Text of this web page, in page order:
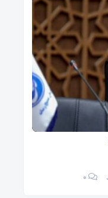
۰